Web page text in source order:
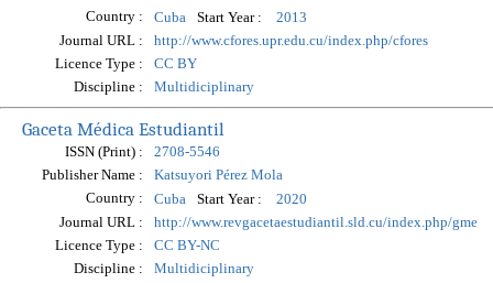
Country :
Cuba Start Year :
2013
Journal URL :
http://www.cfores.upr.edu.cu/index.php/cfores
Licence Type :
CC BY
Discipline :
Multidiciplinary
Gaceta Médica Estudiantil
ISSN (Print) :
2708-5546
Publisher Name :
Katsuyori Pérez Mola
Country :
Cuba Start Year :
2020
Journal URL :
http://www.revgacetaestudiantil.sld.cu/index.php/gme
Licence Type :
CC BY-NC
Discipline :
Multidiciplinary